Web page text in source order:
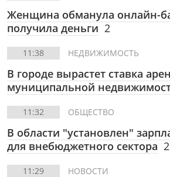
Женщина обманула онлайн-
получила деньги 2
11:38 НЕДВИЖИМОСТЬ
В городе вырастет ставка
муниципальной
11:32 ОБЩЕСТВО
В области "установлен"
для внебюджетного сектора 2
11:29 НОВОСТИ